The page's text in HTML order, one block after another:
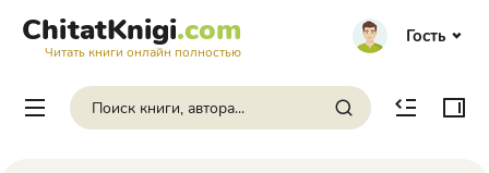
ChitatKnigi.com
Читать книги онлайн полностью
Гость